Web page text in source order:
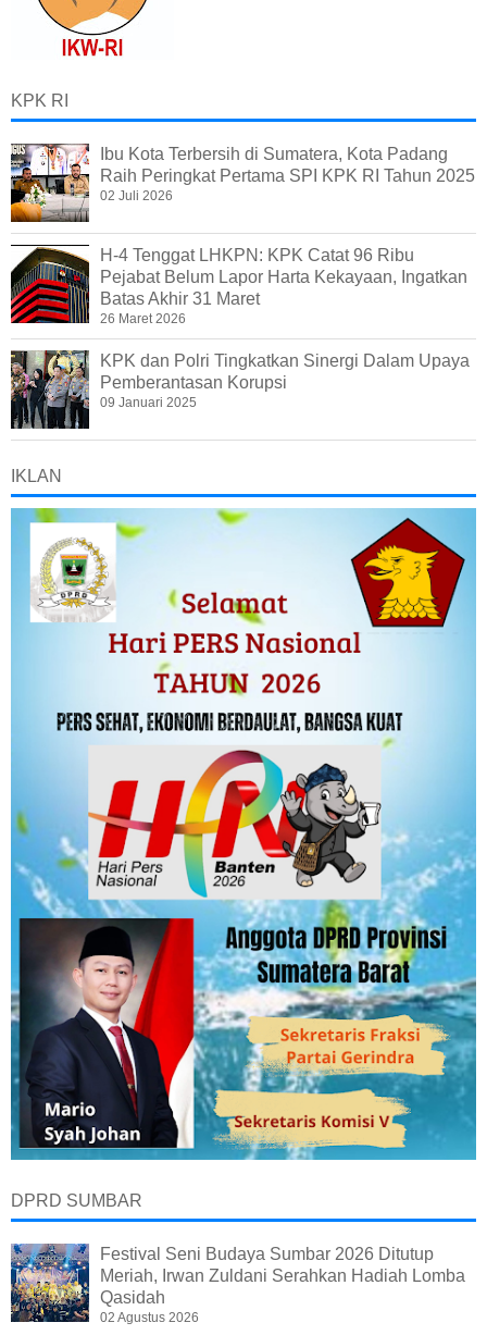
KPK RI
Ibu Kota Terbersih di Sumatera, Kota Padang
Raih Peringkat Pertama SPI KPK RI Tahun 2025
02 Juli 2026
H-4 Tenggat LHKPN: KPK Catat 96 Ribu
Pejabat Belum Lapor Harta Kekayaan, Ingatkan
Batas Akhir 31 Maret
26 Maret 2026
KPK dan Polri Tingkatkan Sinergi Dalam Upaya
Pemberantasan Korupsi
09 Januari 2025
IKLAN
DPRD SUMBAR
Festival Seni Budaya Sumbar 2026 Ditutup
Meriah, Irwan Zuldani Serahkan Hadiah Lomba
Qasidah
02 Agustus 2026